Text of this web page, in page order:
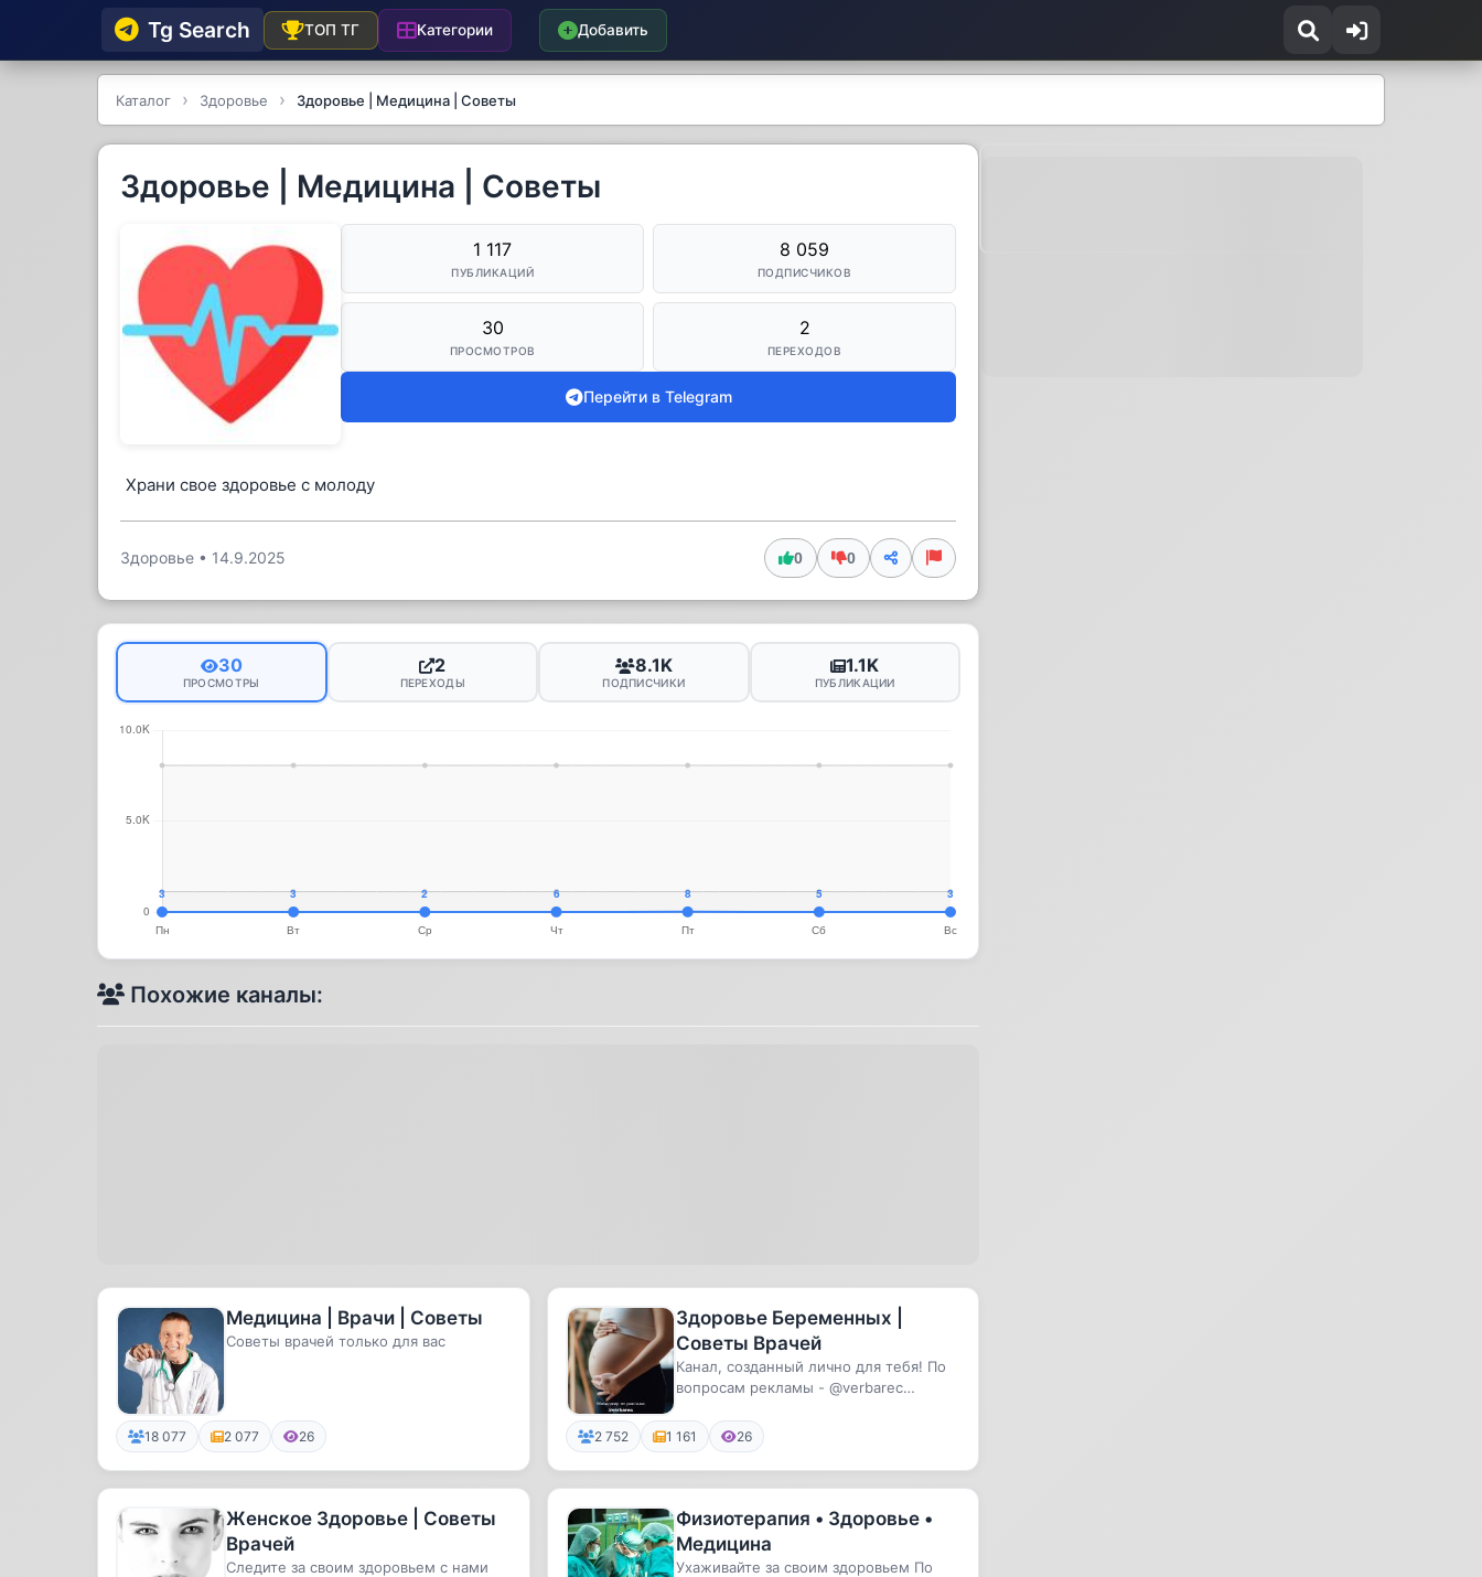
Tg Searсh ТОП ТГ Категории Добавить
Каталог Здоровье Здоровье | Медицина | Советы
Здоровье | Медицина | Советы
1 117
ПУБЛИКАЦИЙ
8 059
ПОДПИСЧИКОВ
30
ПРОСМОТРОВ
2
ПЕРЕХОДОВ
Перейти в Telegram
Храни свое здоровье с молоду
Здоровье • 14.9.2025 0 0
30
ПРОСМОТРЫ
2
ПЕРЕХОДЫ
8.1K
ПОДПИСЧИКИ
1.1K
ПУБЛИКАЦИИ
Похожие каналы:
Медицина | Врачи | Советы
Советы врачей только для вас
18 077 2 077 26
Здоровье Беременных |
Советы Врачей
Канал, созданный лично для тебя! По
вопросам рекламы - @verbarec
2 752 1 161 26
Женское Здоровье | Советы
Врачей
Следите за своим здоровьем с нами
Физиотерапия • Здоровье •
Медицина
Ухаживайте за своим здоровьем По